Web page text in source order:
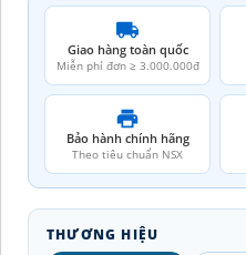
Giao hàng toàn quốc
Miễn phí đơn ≥ 3.000.000đ
Bảo hành chính hãng
Theo tiêu chuẩn NSX
THƯƠNG HIỆU